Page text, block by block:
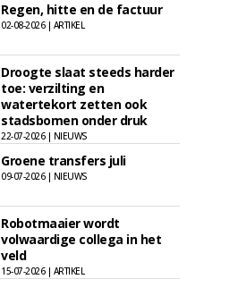
Regen, hitte en de factuur
02-08-2026 | ARTIKEL
Droogte slaat steeds harder
toe: verzilting en
watertekort zetten ook
stadsbomen onder druk
22-07-2026 | NIEUWS
Groene transfers juli
09-07-2026 | NIEUWS
Robotmaaier wordt
volwaardige collega in het
veld
15-07-2026 | ARTIKEL